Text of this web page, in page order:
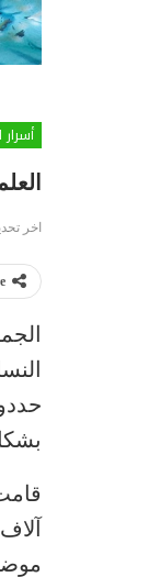
أسرار
العلماء
اخر